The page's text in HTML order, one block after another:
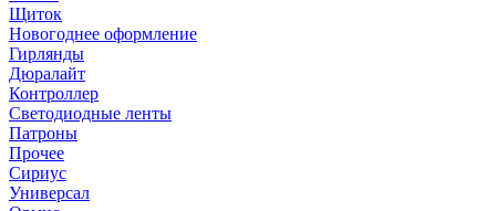
Щиток
Новогоднее оформление
Гирлянды
Дюралайт
Контроллер
Светодиодные ленты
Патроны
Прочее
Сириус
Универсал